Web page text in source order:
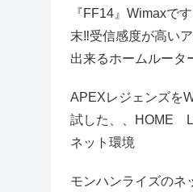
『FF14』Wimaxで
末‼受信感度が高い
出来るホームルータ
APEXレジェンズを
試した、、HOME
ネット環境
モンハンライズのネ